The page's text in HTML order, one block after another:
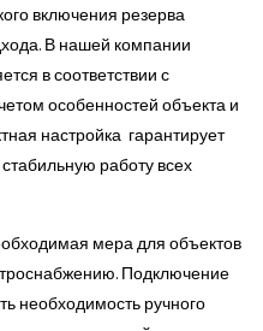
включения резерва
В нашей компании
в соответствии с
особенностей объекта и
настройка гарантирует
работу всех
мера для объектов
Подключение
необходимость ручного